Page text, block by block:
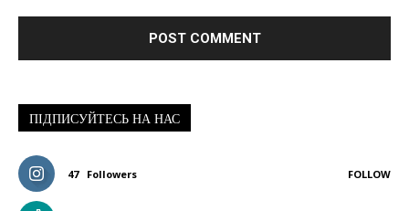
ПІДПИСУЙТЕСЬ НА НАС
47 Followers FOLLOW